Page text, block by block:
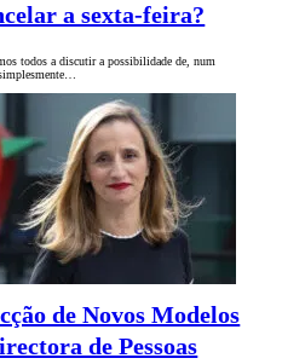
a sexta-feira?
todos a discutir a possibilidade de, num
de Novos Modelos
de Pessoas